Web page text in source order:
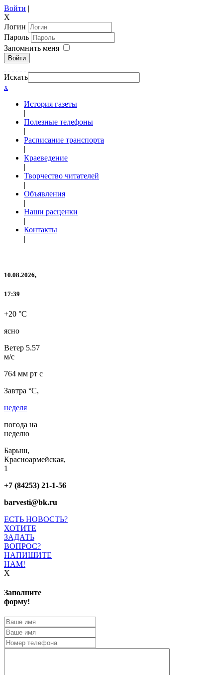
Войти |
X
Логин
Пароль
Запомнить меня
Войти
Искать
x
История газеты
|
Полезные телефоны
|
Расписание транспорта
|
Краеведение
|
Творчество читателей
|
Объявления
|
Наши расценки
|
Контакты
|
10.08.2026,
17:39
+20 °C
ясно
Ветер 5.57
м/с
764 мм рт с
Завтра °C,
неделя
погода на
неделю
Барыш,
Красноармейская,
1
+7 (84253) 21-1-56
barvesti@bk.ru
ЕСТЬ НОВОСТЬ?
ХОТИТЕ
ЗАДАТЬ
ВОПРОС?
НАПИШИТЕ
НАМ!
X
Заполните
форму!